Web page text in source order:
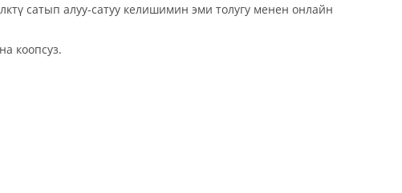
сатып алуу-сатуу келишимин эми толугу менен онлайн
коопсуз.